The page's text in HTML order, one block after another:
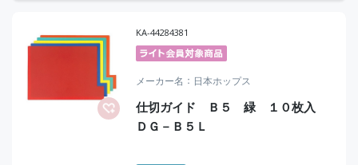
KA-44284381
メーカー名 日本ホップス
仕切ガイド Ｂ５ 緑 １０枚入
ＤＧ－Ｂ５Ｌ